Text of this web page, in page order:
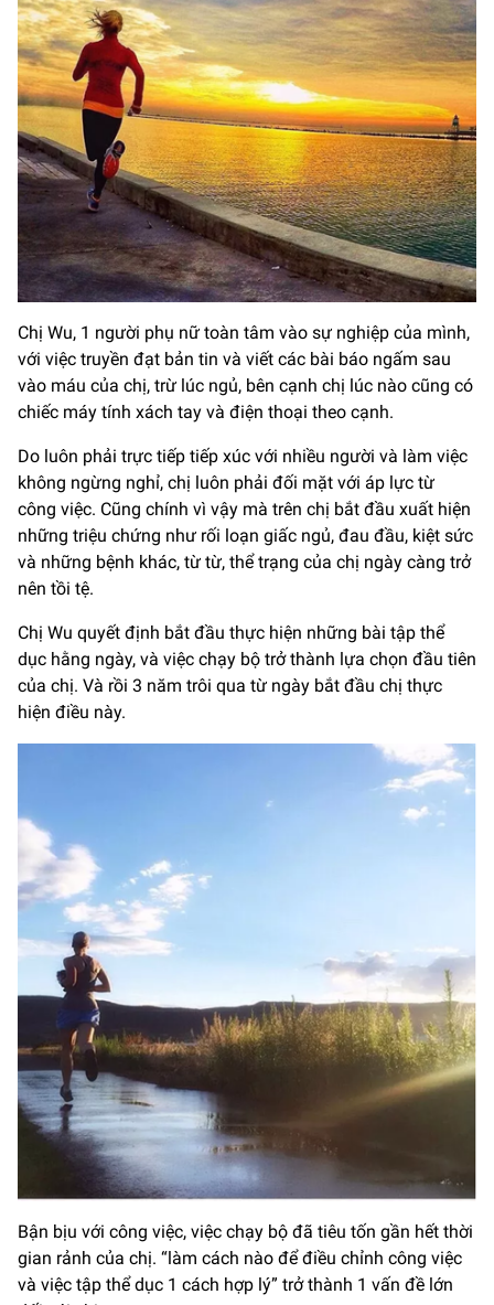
Chị Wu, 1 người phụ nữ toàn tâm vào sự nghiệp của mình,
với việc truyền đạt bản tin và viết các bài báo ngấm sau
vào máu của chị, trừ lúc ngủ, bên cạnh chị lúc nào cũng có
chiếc máy tính xách tay và điện thoại theo cạnh.
Do luôn phải trực tiếp tiếp xúc với nhiều người và làm việc
không ngừng nghỉ, chị luôn phải đối mặt với áp lực từ
công việc. Cũng chính vì vậy mà trên chị bắt đầu xuất hiện
những triệu chứng như rối loạn giấc ngủ, đau đầu, kiệt sức
và những bệnh khác, từ từ, thể trạng của chị ngày càng trở
nên tồi tệ.
Chị Wu quyết định bắt đầu thực hiện những bài tập thể
dục hằng ngày, và việc chạy bộ trở thành lựa chọn đầu tiên
của chị. Và rồi 3 năm trôi qua từ ngày bắt đầu chị thực
hiện điều này.
Bận bịu với công việc, việc chạy bộ đã tiêu tốn gần hết thời
gian rảnh của chị. “làm cách nào để điều chỉnh công việc
và việc tập thể dục 1 cách hợp lý” trở thành 1 vấn đề lớn